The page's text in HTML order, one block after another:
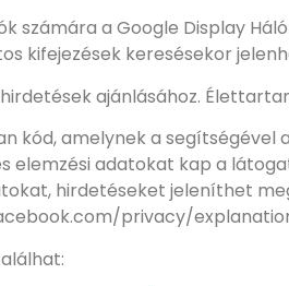
számára a Google Display
kifejezések keresésekor
ajánlásához.
kód, amelynek a segítségével
elemzési adatokat kap a
hirdetéseket jeleníthet
privacy/